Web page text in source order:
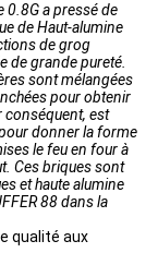
0.8G a pressé de
de Haut-alumine
de grog
de grande pureté.
sont mélangées
pour obtenir
conséquent, est
donner la forme
le feu en four à
Ces briques sont
et haute alumine
88 dans la
qualité aux